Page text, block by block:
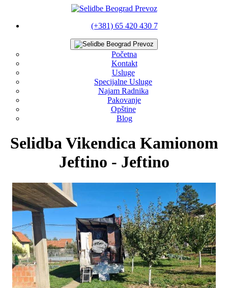
(+381) 65 420 430 7
Početna
Kontakt
Usluge
Specijalne Usluge
Najam Radnika
Pakovanje
Opštine
Blog
Selidba Vikendica Kamionom
Jeftino - Jeftino